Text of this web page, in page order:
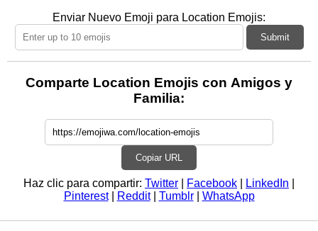
Enviar Nuevo Emoji para Location Emojis:
Submit
Comparte Location Emojis con Amigos y
Familia:
Copiar URL
Haz clic para compartir: Twitter Facebook LinkedIn
Pinterest| Reddit| Tumblr| WhatsApp